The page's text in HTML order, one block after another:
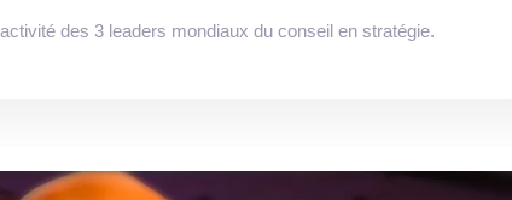
des 3 leaders mondiaux du conseil en stratégie.